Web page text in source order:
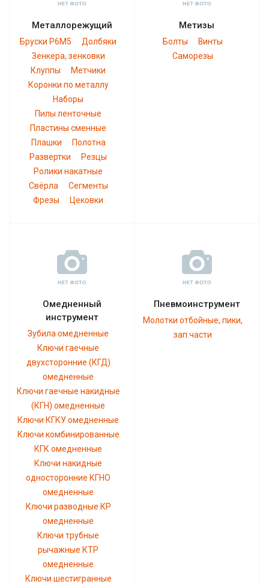
Металлорежущий
Бруски Р6М5
Долбяки
Зенкера, зенковки
Клуппы
Метчики
Коронки по металлу
Наборы
Пилы ленточные
Пластины сменные
Плашки
Полотна
Развертки
Резцы
Ролики накатные
Свёрла
Сегменты
Фрезы
Цековки
Метизы
Болты
Винты
Саморезы
Омедненный
инструмент
Зубила омедненные
Ключи гаечные
двухсторонние (КГД)
омедненные
Ключи гаечные накидные
(КГН) омедненные
Ключи КГКУ омедненные
Ключи комбинированные
КГК омедненные
Ключи накидные
односторонние КГНО
омедненные
Ключи разводные КР
омедненные
Ключи трубные
рычажные КТР
омедненные
Ключи шестигранные
Пневмоинструмент
Молотки отбойные, пики,
зап.части